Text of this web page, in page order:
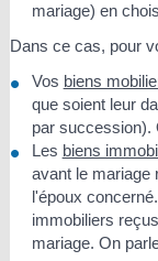
mariage) en
Dans ce cas, pour
Vos biens
que soient leur
par succession).
Les biens
avant le mariage
l'époux
immobiliers
mariage. On